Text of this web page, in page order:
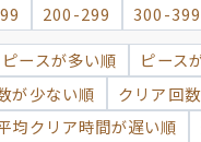
200-299 300-399
ピースが多い順 ピース
が少ない順
クリア回
均クリア時間が遅い順